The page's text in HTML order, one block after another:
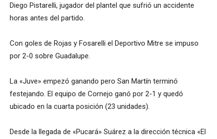
Diego Pistarelli, jugador del plantel que sufrió un accidente
horas antes del partido.
Con goles de Rojas y Fosarelli el Deportivo Mitre se impuso
por 2-0 sobre Guadalupe.
La «Juve» empezó ganando pero San Martín terminó
festejando. El equipo de Cornejo ganó por 2-1 y quedó
ubicado en la cuarta posición (23 unidades).
Desde la llegada de «Pucará» Suárez a la dirección técnica «El